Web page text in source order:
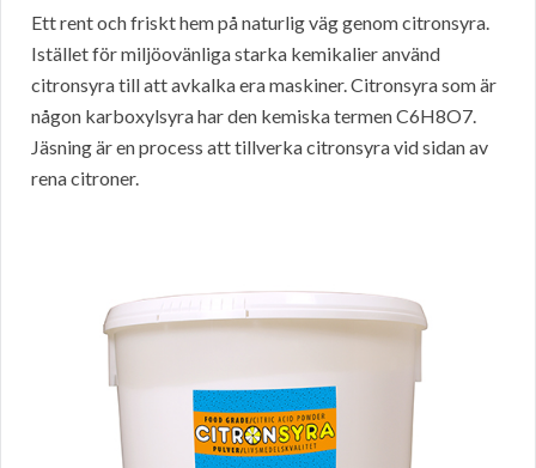
Ett rent och friskt hem på naturlig väg genom citronsyra.
Istället för miljöovänliga starka kemikalier använd
citronsyra till att avkalka era maskiner. Citronsyra som är
någon karboxylsyra har den kemiska termen C6H8O7.
Jäsning är en process att tillverka citronsyra vid sidan av
rena citroner.